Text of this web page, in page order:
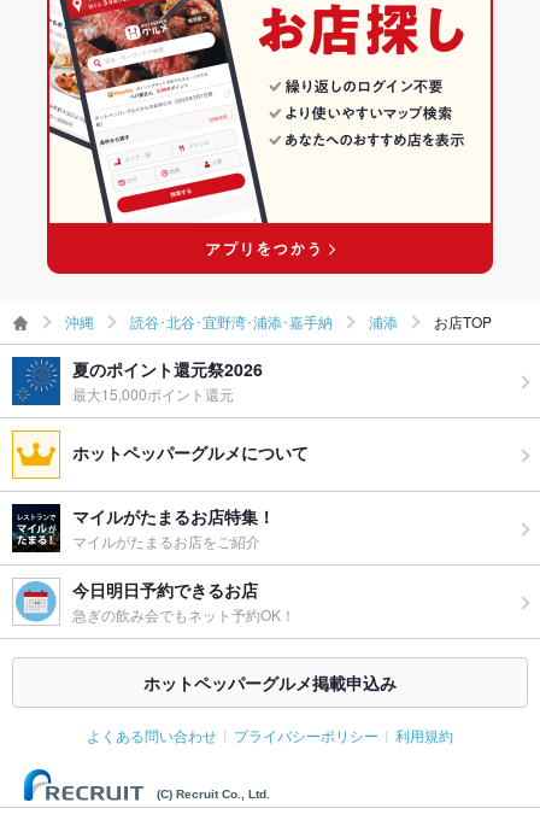
お子様連れ お子様連れ歓迎 ：お子様メニュー、ファミリー席あり
ウェディン
グパーティ
ー二次会
貸切もお気軽にご相談ください。
可
※ご予約時間から30分以上経ってもご来店の無い場合、キャン
セルとさせて頂きます。予めご了承下さいませ。
浦添の居酒屋ランキング
沖縄 読谷･北谷･宜野湾･浦添･嘉手納 浦添 お店TOP
夏のポイント還元祭2026
最大15,000ポイント還元
ホットペッパーグルメについて
マイルがたまるお店特集！
マイルがたまるお店をご紹介
今日明日予約できるお店
急ぎの飲み会でもネット予約OK！
ホットペッパーグルメ掲載申込み
よくある問い合わせ プライバシーポリシー 利用規約
(C) Recruit Co., Ltd.